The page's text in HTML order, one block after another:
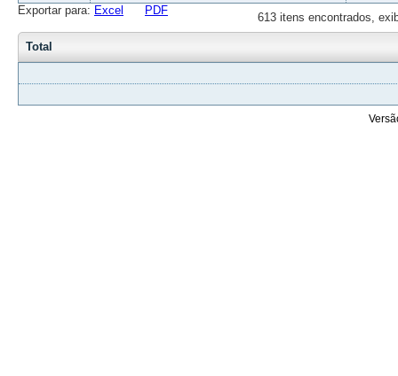
613 itens encontrados,
Exportar para: Excel PDF
Total